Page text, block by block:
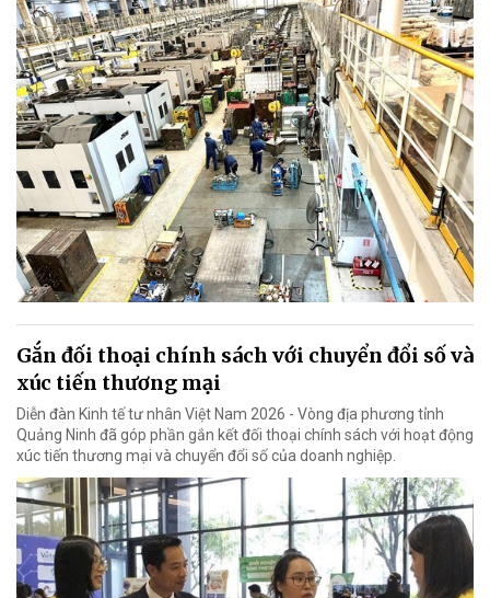
Gắn đối thoại chính sách với chuyển đổi số và
xúc tiến thương mại
Diễn đàn Kinh tế tư nhân Việt Nam 2026 - Vòng địa phương tỉnh
Quảng Ninh đã góp phần gắn kết đối thoại chính sách với hoạt động
xúc tiến thương mại và chuyển đổi số của doanh nghiệp.